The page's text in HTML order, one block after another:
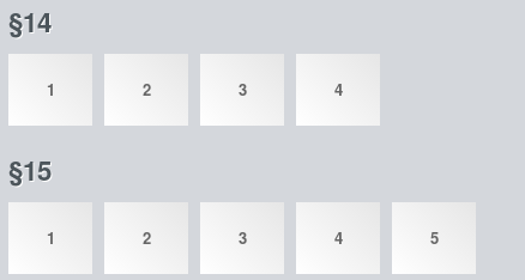
§14
1 2 3 4
§15
1 2 3 4 5